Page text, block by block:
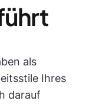
als
Ihres
darauf